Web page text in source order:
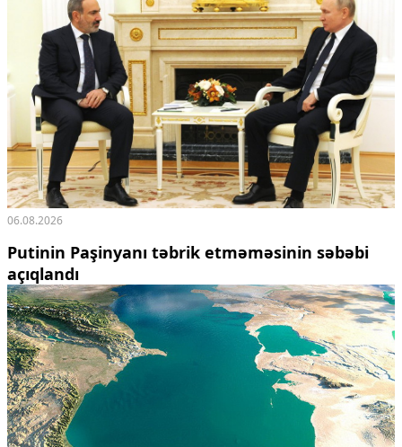
06.08.2026
Putinin Paşinyanı təbrik etməməsinin səbəbi
açıqlandı